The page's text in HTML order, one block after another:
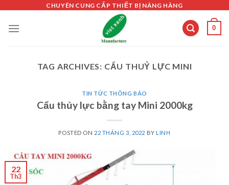
content
CHUYÊN CUNG CẤP THIẾT BỊ NÂNG HÀNG
0
TAG ARCHIVES: CẨU THUỶ LỰC MINI
TIN TỨC THÔNG BÁO
Cẩu thủy lực bằng tay Mini 2000kg
POSTED ON 22 THÁNG 3, 2022 BYLINH
22
Th3